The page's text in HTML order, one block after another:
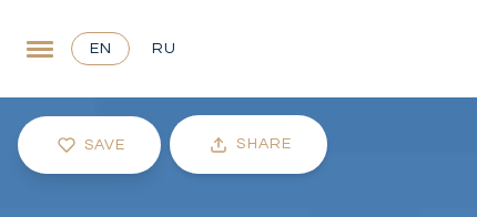
EN RU
SAVE SHARE